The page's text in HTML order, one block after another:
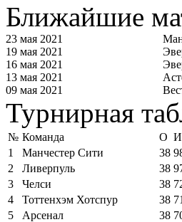
Ближайшие
23 мая 2021
19 мая 2021
16 мая 2021
13 мая 2021
09 мая 2021
Турнирная
№ Команда О И
1
Манчестер Сити 38
2
Ливерпуль 38
3
Челси 38
4
Тоттенхэм Хотспур 38 71
5
Арсенал 38